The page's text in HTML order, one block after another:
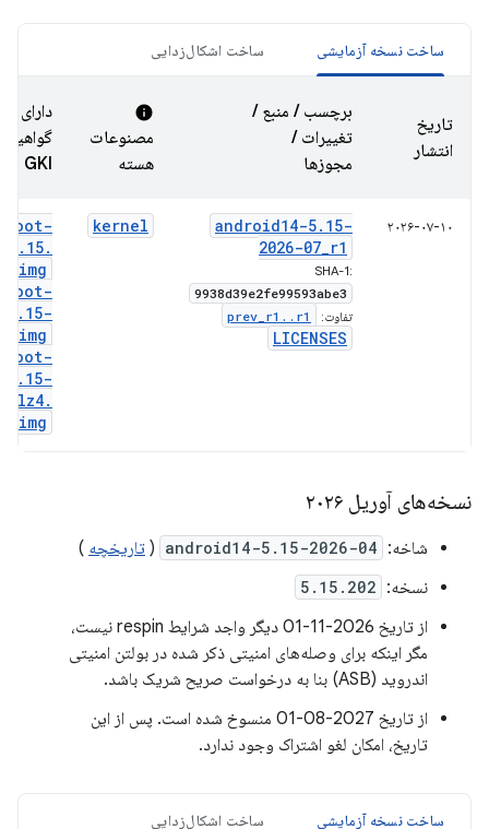
ساخت نسخه آزمایشی ساخت اشکال‌زدایی
تاریخ
انتشار
برچسب / منبع /
تغییرات /
مجوزها
info
مصنوعات
هسته
دارای
GKI
۲۰۲۶-۰۷-۱۰ android14-5. 15-
2026-07_r1
SHA-1:
9938d39e2fe99593abe3
تفاوت: prev r1 . . r1
LICENSES
kernel
boot-
. 15.
img
boot-
. 15-
img
boot-
. 15-
lz4.
img
نسخه‌های آوریل ۲۰۲۶
شاخه: android14-5.15-2026-04
( تاریخچه )
نسخه: 5.15.202
از تاریخ 2026-11-01 دیگر واجد شرایط respin نیست،
مگر اینکه برای وصله‌های امنیتی ذکر شده در بولتن امنیتی
اندروید (ASB) بنا به درخواست صریح شریک باشد.
از تاریخ 2027-08-01 منسوخ شده است. پس از این
تاریخ، امکان لغو اشتراک وجود ندارد.
ساخت نسخه آزمایشی ساخت اشکال‌زدایی